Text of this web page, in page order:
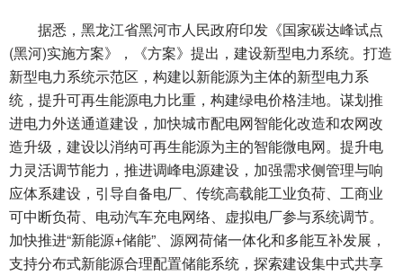
据悉，黑龙江省黑河市人民政府印发《国家碳达峰试点
(黑河)实施方案》，《方案》提出，建设新型电力系统。打造
新型电力系统示范区，构建以新能源为主体的新型电力系
统，提升可再生能源电力比重，构建绿电价格洼地。谋划推
进电力外送通道建设，加快城市配电网智能化改造和农网改
造升级，建设以消纳可再生能源为主的智能微电网。提升电
力灵活调节能力，推进调峰电源建设，加强需求侧管理与响
应体系建设，引导自备电厂、传统高载能工业负荷、工商业
可中断负荷、电动汽车充电网络、虚拟电厂参与系统调节。
加快推进“新能源+储能”、源网荷储一体化和多能互补发展，
支持分布式新能源合理配置储能系统，探索建设集中式共享